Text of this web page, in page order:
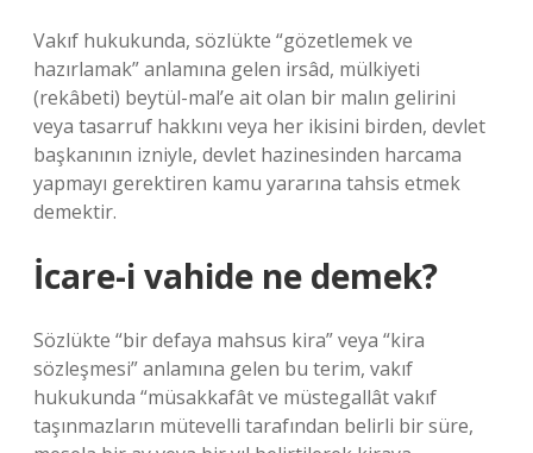
Vakıf hukukunda, sözlükte “gözetlemek ve
hazırlamak” anlamına gelen irsâd, mülkiyeti
(rekâbeti) beytül-mal’e ait olan bir malın gelirini
veya tasarruf hakkını veya her ikisini birden, devlet
başkanının izniyle, devlet hazinesinden harcama
yapmayı gerektiren kamu yararına tahsis etmek
demektir.
İcare-i vahide ne demek?
Sözlükte “bir defaya mahsus kira” veya “kira
sözleşmesi” anlamına gelen bu terim, vakıf
hukukunda “müsakkafât ve müstegallât vakıf
taşınmazların mütevelli tarafından belirli bir süre,